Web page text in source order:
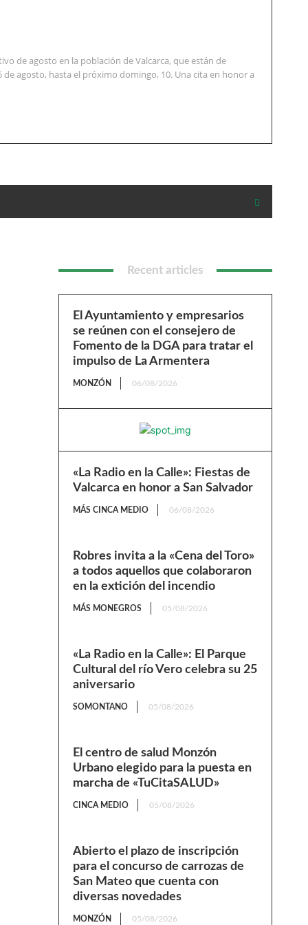
de agosto en la población de Valcarca, que están de
de agosto, hasta el próximo domingo, 10. Una cita en honor a
Recent articles
El Ayuntamiento y empresarios
se reúnen con el consejero de
Fomento de la DGA para tratar el
impulso de La Armentera
MONZÓN 06/08/2026
«La Radio en la Calle»: Fiestas de
Valcarca en honor a San Salvador
MÁS CINCA MEDIO 06/08/2026
Robres invita a la «Cena del Toro»
a todos aquellos que colaboraron
en la extición del incendio
MÁS MONEGROS 05/08/2026
«La Radio en la Calle»: El Parque
Cultural del río Vero celebra su 25
aniversario
SOMONTANO 05/08/2026
El centro de salud Monzón
Urbano elegido para la puesta en
marcha de «TuCitaSALUD»
CINCA MEDIO 05/08/2026
Abierto el plazo de inscripción
para el concurso de carrozas de
San Mateo que cuenta con
diversas novedades
MONZÓN 05/08/2026